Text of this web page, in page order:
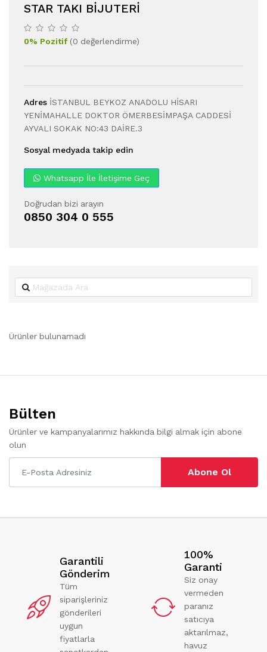
STAR TAKI BIJUTERI
0% Pozitif(0 değerlendirme)
Adres İSTANBUL BEYKOZ ANADOLU HİSARI
YENİMAHALLE DOKTOR ÖMERBESİMPAŞA CADDESİ
AYVALI SOKAK NO:43 DAİRE.3
Sosyal medyada takip edin
Whatsapp İle İletişime Geç
Doğrudan bizi arayın
0850 304 0 555
Ürünler bulunamadı
Bülten
Ürünler ve kampanyalarımız hakkında bilgi almak için abone
olun
Abone Ol
Garantili
Gönderim
Tüm
siparişleriniz
gönderileri
uygun
fiyatlarla
100%
Garanti
Siz onay
vermeden
paranız
satıcıya
aktarılmaz,
havuz